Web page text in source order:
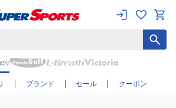
ブランド セール クーポン
さらに絞り込む